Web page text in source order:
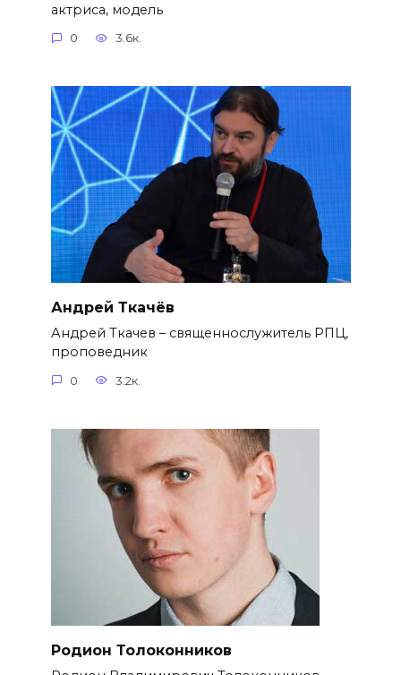
актриса, модель
0 3.6к.
Андрей Ткачёв
Андрей Ткачев – священнослужитель РПЦ,
проповедник
0 3.2к.
Родион Толоконников